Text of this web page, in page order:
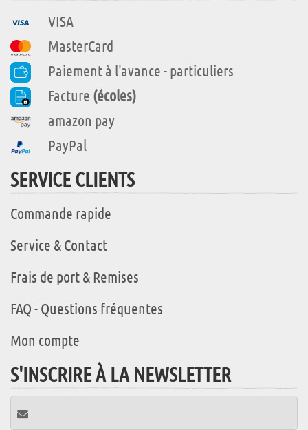
VISA
MasterCard
Paiement à l'avance - particuliers
Facture (écoles)
amazon pay
PayPal
SERVICE CLIENTS
Commande rapide
Service & Contact
Frais de port & Remises
FAQ - Questions fréquentes
Mon compte
S'INSCRIRE À LA NEWSLETTER